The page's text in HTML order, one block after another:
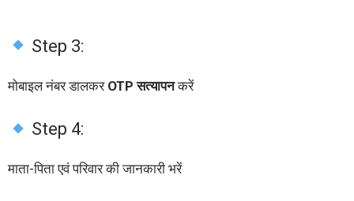
Step 3:
मोबाइल नंबर डालकर OTP सत्यापनकरें
Step 4:
माता-पिता एवं परिवार की जानकारी भरें